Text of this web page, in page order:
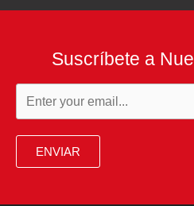
Suscríbete a
ENVIAR